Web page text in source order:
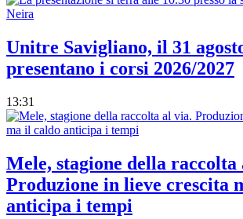
Unitre Savigliano, il 31
presentano i corsi 2026/2027
13:31
Mele, stagione della raccolta
Produzione in lieve crescita
anticipa i tempi